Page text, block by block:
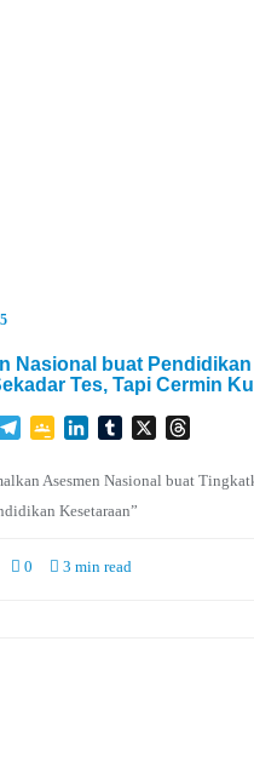
Nasional buat
Tes, Tapi Cermin
TelegramGoogleLinkedInTumblr
X
Asesmen Nasional buat
Kesetaraan”
0 3 min read